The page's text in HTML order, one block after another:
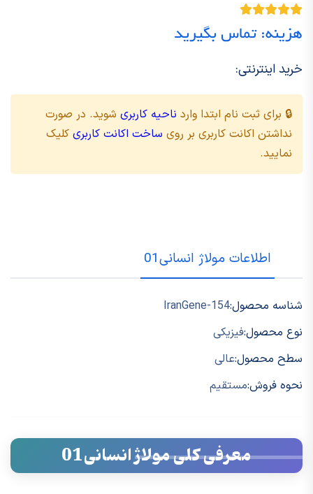
هزینه: تماس بگیرید
خرید اینترنتی:
🔒 برای ثبت نام ابتدا وارد ناحیه کاربری شوید. در صورت
نداشتن اکانت کاربری بر روی ساخت اکانت کاربری کلیک
نمایید.
اطلاعات مولاژ انسانی01
شناسه محصول:IranGene-154
نوع محصول:فیزیکی
سطح محصول:عالی
نحوه فروش:مستقیم
معرفی کلی مولاژ انسانی01